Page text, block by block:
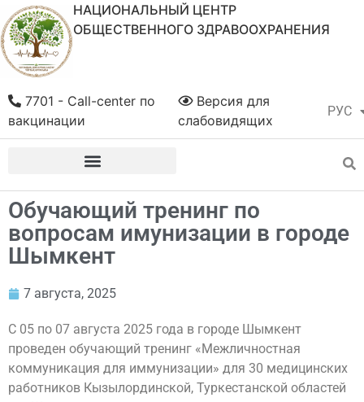
НАЦИОНАЛЬНЫЙ ЦЕНТР
ОБЩЕСТВЕННОГО ЗДРАВООХРАНЕНИЯ
РУС
ҚАЗ
Версия для
слабовидящих
7701 - Call-center по
вакцинации
Обучающий тренинг по
вопросам имунизации в городе
Шымкент
7 августа, 2025
С 05 по 07 августа 2025 года в городе Шымкент
проведен обучающий тренинг «Межличностная
коммуникация для иммунизации» для 30 медицинских
работников Кызылординской, Туркестанской областей